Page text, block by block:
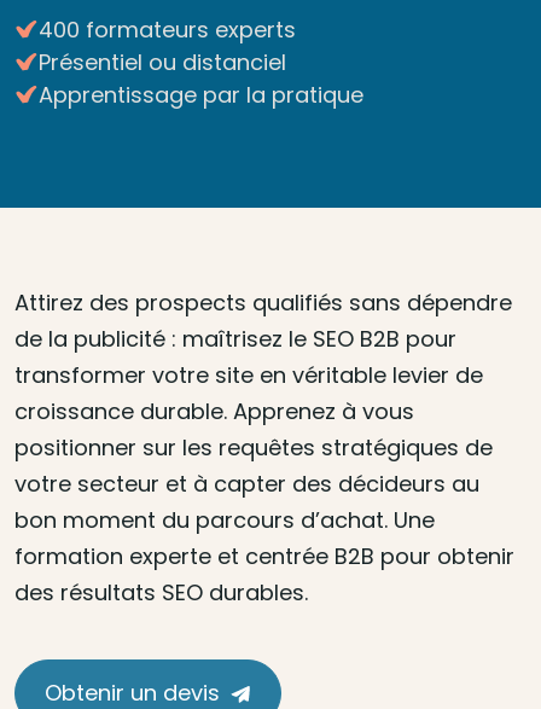
400 formateurs experts
Présentiel ou distanciel
Apprentissage par la pratique
Attirez des prospects qualifiés sans dépendre
de la publicité : maîtrisez le SEO B2B pour
transformer votre site en véritable levier de
croissance durable. Apprenez à vous
positionner sur les requêtes stratégiques de
votre secteur et à capter des décideurs au
bon moment du parcours d’achat. Une
formation experte et centrée B2B pour obtenir
des résultats SEO durables.
Obtenir un devis